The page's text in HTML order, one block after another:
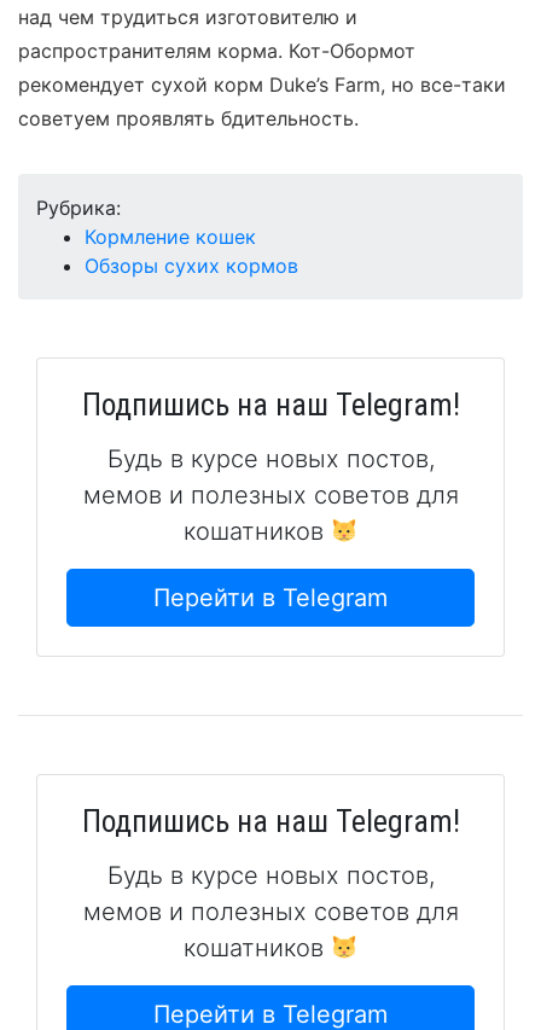
над чем трудиться изготовителю и
распространителям корма. Кот-Обормот
рекомендует сухой корм Duke’s Farm, но все-таки
советуем проявлять бдительность.
Рубрика:
Кормление кошек
Обзоры сухих кормов
Подпишись на наш Telegram!
Будь в курсе новых постов,
мемов и полезных советов для
кошатников
Перейти в Telegram
Подпишись на наш Telegram!
Будь в курсе новых постов,
мемов и полезных советов для
кошатников
Перейти в Telegram